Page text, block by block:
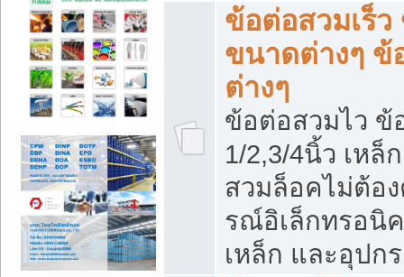
ข้อต่อสวมเร็
ขนาดต่างๆ ข้
ต่างๆ
ข้อต่อสวมไว ข้
1/2,3/4นิ้ว เหล็
สวมล็อคไม่ต้อ
รณ์อิเล็กทรอนิ
เหล็ก และอุปก